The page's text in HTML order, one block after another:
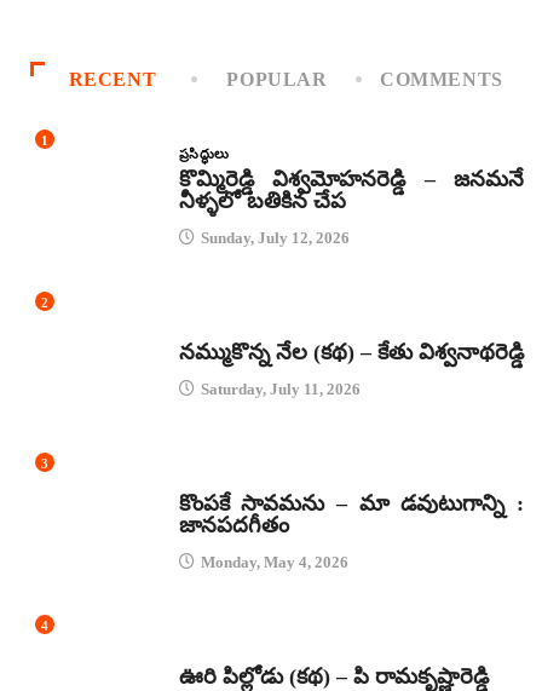
RECENT POPULAR COMMENTS
1
ప్రసిద్ధులు
కొమ్మిరెడ్డి విశ్వమోహనరెడ్డి – జనమనే
నీళ్ళలో బతికిన చేప
Sunday, July 12, 2026
2
నమ్ముకొన్న నేల (కథ) – కేతు విశ్వనాథరెడ్డి
Saturday, July 11, 2026
3
కొంపకే సావమను – మా డవుటుగాన్ని :
జానపదగీతం
Monday, May 4, 2026
4
ఊరి పిల్లోడు (కథ) – పి రామకృష్ణారెడ్డి